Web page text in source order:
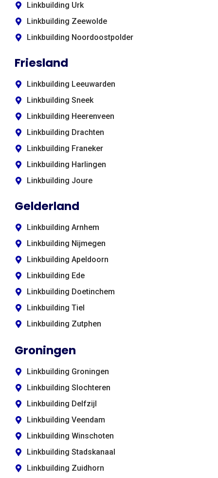
Linkbuilding Urk
Linkbuilding Zeewolde
Linkbuilding Noordoostpolder
Friesland
Linkbuilding Leeuwarden
Linkbuilding Sneek
Linkbuilding Heerenveen
Linkbuilding Drachten
Linkbuilding Franeker
Linkbuilding Harlingen
Linkbuilding Joure
Gelderland
Linkbuilding Arnhem
Linkbuilding Nijmegen
Linkbuilding Apeldoorn
Linkbuilding Ede
Linkbuilding Doetinchem
Linkbuilding Tiel
Linkbuilding Zutphen
Groningen
Linkbuilding Groningen
Linkbuilding Slochteren
Linkbuilding Delfzijl
Linkbuilding Veendam
Linkbuilding Winschoten
Linkbuilding Stadskanaal
Linkbuilding Zuidhorn